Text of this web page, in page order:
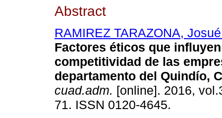
Abstract
RAMIREZ TARAZONA,
Factores éticos que
competitividad de las
departamento del Quindío,
cuad.adm. [online]. 2016,
71. ISSN 0120-4645.